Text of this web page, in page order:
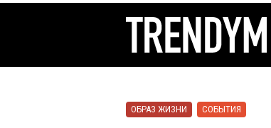
ОБРАЗ ЖИЗНИ СОБЫТИЯ